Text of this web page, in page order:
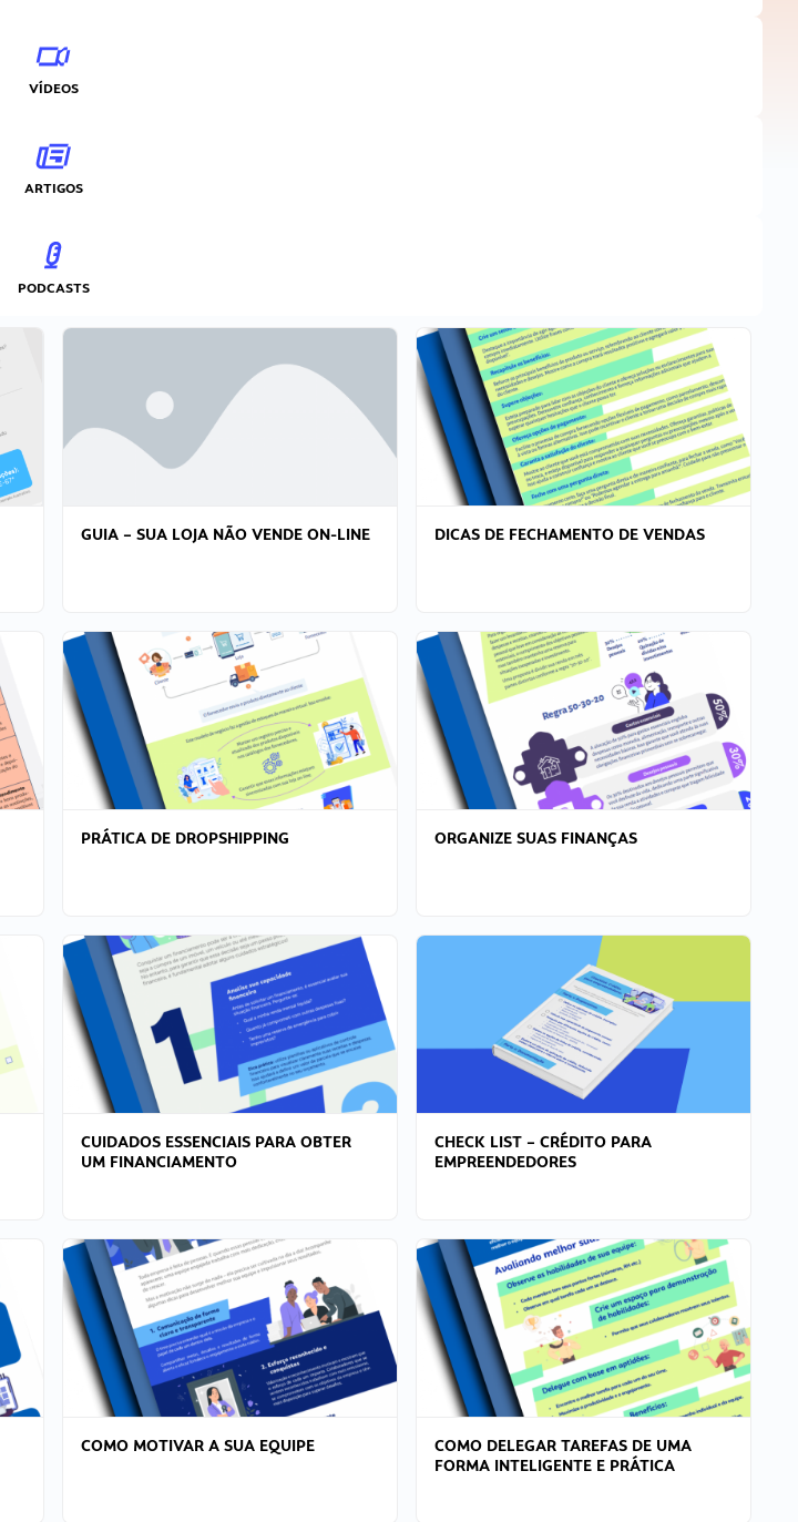
VÍDEOS
ARTIGOS
PODCASTS
GUIA – SUA LOJA NÃO VENDE ON-LINE DICAS DE FECHAMENTO DE VENDAS
PRÁTICA DE DROPSHIPPING ORGANIZE SUAS FINANÇAS
CUIDADOS ESSENCIAIS PARA OBTER
UM FINANCIAMENTO
CHECK LIST – CRÉDITO PARA
EMPREENDEDORES
COMO MOTIVAR A SUA EQUIPE
COMO DELEGAR TAREFAS DE UMA
FORMA INTELIGENTE E PRÁTICA